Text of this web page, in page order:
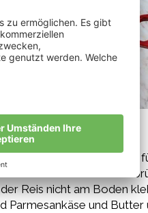
und den Risotto rund
und zu eine Kelle
Reis nicht am Boden
Parmesankäse und